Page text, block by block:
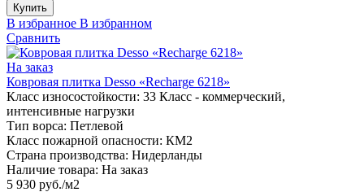
Купить
В избранное В избранном
Сравнить
На заказ
Ковровая плитка Desso «Recharge 6218»
Класс износостойкости: 33 Класс - коммерческий,
интенсивные нагрузки
Тип ворса: Петлевой
Класс пожарной опасности: КМ2
Страна производства: Нидерланды
Наличие товара: На заказ
5 930 руб./м2